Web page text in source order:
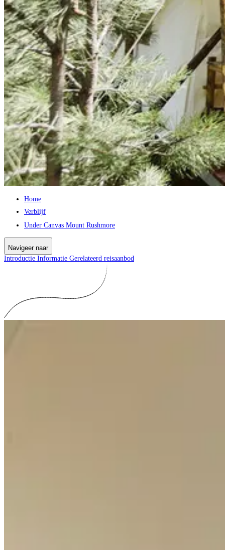
Home
Verblijf
Under Canvas Mount Rushmore
Navigeer naar
Introductie Informatie Gerelateerd reisaanbod